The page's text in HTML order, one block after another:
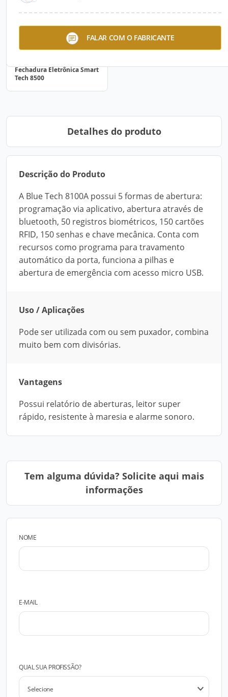
FALAR COM O FABRICANTE
Fechadura Eletrônica Smart
Tech 8500
Detalhes do produto
Descrição do Produto
A Blue Tech 8100A possui 5 formas de abertura:
programação via aplicativo, abertura através de
bluetooth, 50 registros biométricos, 150 cartões
RFID, 150 senhas e chave mecânica. Conta com
recursos como programa para travamento
automático da porta, funciona a pilhas e
abertura de emergência com acesso micro USB.
Uso / Aplicações
Pode ser utilizada com ou sem puxador, combina
muito bem com divisórias.
Vantagens
Possui relatório de aberturas, leitor super
rápido, resistente à maresia e alarme sonoro.
Tem alguma dúvida? Solicite aqui mais
informações
NOME
E-MAIL
QUAL SUA PROFISSÃO?